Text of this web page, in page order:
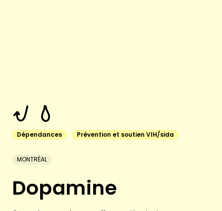
Dépendances Prévention et soutien VIH/sida
MONTRÉAL
Dopamine